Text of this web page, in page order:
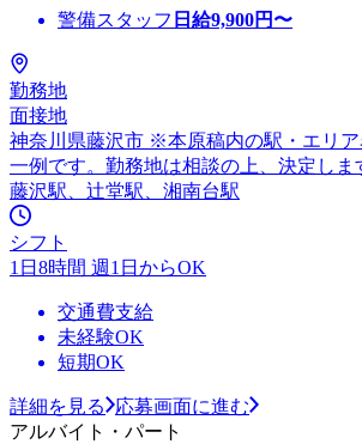
警備スタッフ 日給9,900円〜
勤務地
面接地
神奈川県藤沢市 ※本原稿内の駅・エリ
一例です。勤務地は相談の上、決定しま
藤沢駅、辻堂駅、湘南台駅
シフト
1日8時間 週1日からOK
交通費支給
未経験OK
短期OK
詳細を見る
応募画面に進む
アルバイト・パート